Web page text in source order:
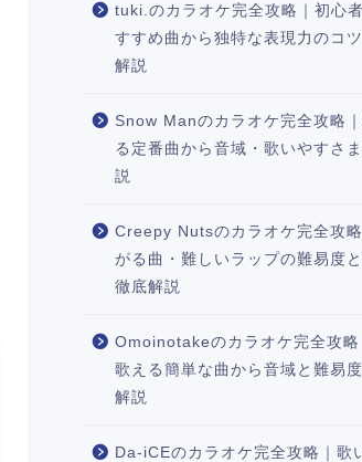
tuki.のカラオケ完全攻略｜初心
すすめ曲から独特な表現力のコ
解説
Snow Manのカラオケ完全攻略
る定番曲から音域・歌いやすさ
説
Creepy Nutsのカラオケ完全攻
がる曲・難しいラップの難易度
徹底解説
Omoinotakeのカラオケ完全攻略
歌える簡単な曲から音域と難易
解説
Da-iCEのカラオケ完全攻略｜歌